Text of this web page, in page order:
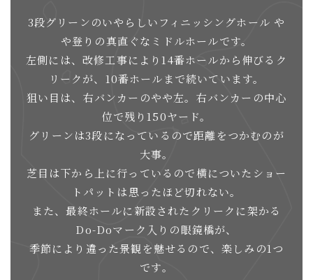
3段グリーンのいやらしいフィニッシングホール や
や登りの真直ぐなミドルホールです。
左側には、改修工事により14番ホールから伸びるク
リークが、10番ホールまで続いています。
狙い目は、右バンカーのやや左。右バンカーの中心
位で残り150ヤード。
グリーンは3段になっているので距離をつかむのが
大事。
芝目は下から上に行っているので横についたショー
トパットは思ったほど切れない。
また、最終ホールに新設されたクリークに架かる
Do-Doマーク入りの眼鏡橋が、
季節により違った景観を魅せるので、楽しみの1つ
です。